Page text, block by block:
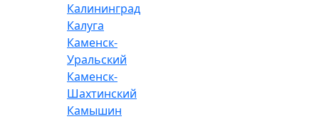
Калининград
Калуга
Каменск-
Уральский
Каменск-
Шахтинский
Камышин